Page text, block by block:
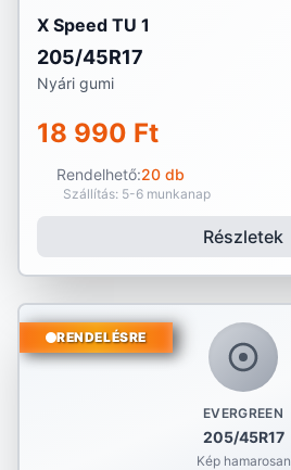
X Speed TU 1
205/45R17
Nyári gumi
18 990 Ft
Rendelhető:20 db
Szállítás: 5-6 munkanap
Részletek
EVERGREEN
205/45R17
Kép hamarosan
RENDELÉSRE